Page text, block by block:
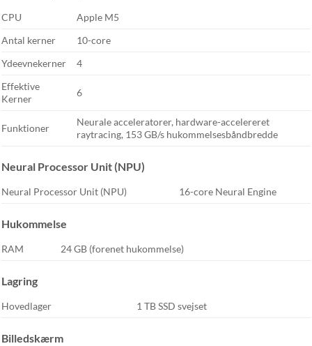
CPU
Apple M5
Antal kerner
10-core
Ydeevnekerner
4
Effektive
Kerner
6
Funktioner
Neurale acceleratorer, hardware-accelereret
raytracing, 153 GB/s hukommelsesbåndbredde
Neural Processor Unit (NPU)
Neural Processor Unit (NPU) 16-core Neural Engine
Hukommelse
RAM 24 GB (forenet hukommelse)
Lagring
Hovedlager 1 TB SSD svejset
Billedskærm